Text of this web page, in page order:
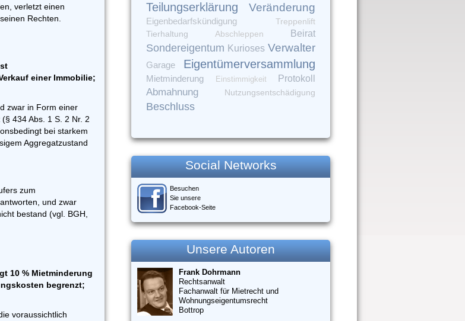
verletzt einen
Rechten.
einer Immobilie;
zwar in Form einer
434 Abs. 1 S. 2 Nr. 2
bei starkem
Aggregatzustand
zum
und zwar
bestand (vgl. BGH,
10 % Mietminderung
begrenzt;
voraussichtlich
Teilungserklärung Veränderung
Eigenbedarfskündigung Treppenlift
Tierhaltung Abschleppen Beirat
Sondereigentum Kurioses Verwalter
Garage Eigentümerversammlung
Mietminderung Einstimmigkeit Protokoll
Abmahnung Nutzungsentschädigung
Beschluss
Social Networks
Besuchen
Sie unsere
Facebook-Seite
Unsere Autoren
Frank Dohrmann
Rechtsanwalt
Fachanwalt für Mietrecht und
Wohnungseigentumsrecht
Bottrop